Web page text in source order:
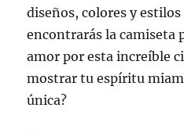
diseños, colores y
encontrarás la camiseta
amor por esta increíble
mostrar tu espíritu
única?